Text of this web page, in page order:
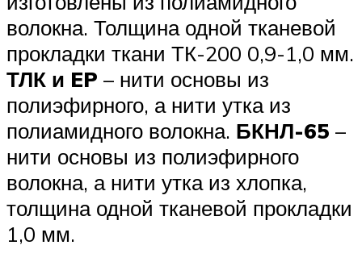
волокна. Толщина одной тканевой
прокладки ткани ТК-200 0,9-1,0 мм.
ТЛК и EP – нити основы из
полиэфирного, а нити утка из
полиамидного волокна. БКНЛ-65 –
нити основы из полиэфирного
волокна, а нити утка из хлопка,
толщина одной тканевой прокладки
1,0 мм.